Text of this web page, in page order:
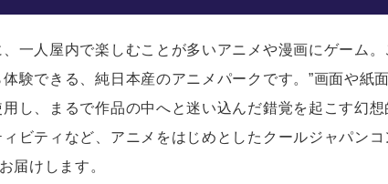
一人屋内で楽しむことが多いアニメや漫画にゲーム。
験できる、純日本産のアニメパークです。”画面や紙
し、まるで作品の中へと迷い込んだ錯覚を起こす幻
ビティなど、アニメをはじめとしたクールジャパン
届けします。